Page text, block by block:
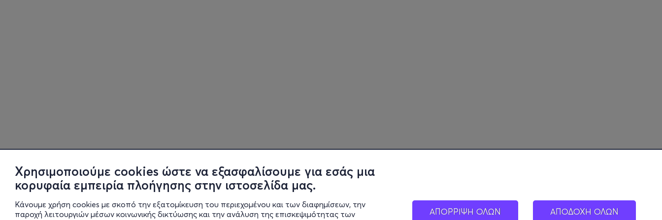
Χρησιμοποιούμε cookies ώστε να εξασφαλίσουμε για εσάς μια
κορυφαία εμπειρία πλοήγησης στην ιστοσελίδα μας.
Κάνουμε χρήση cookies με σκοπό την εξατομίκευση του περιεχομένου και των διαφημίσεων, την
παροχή λειτουργιών μέσων κοινωνικής δικτύωσης και την ανάλυση της επισκεψιμότητας των
ΑΠΟΡΡΙΨΗ ΟΛΩΝ ΑΠΟΔΟΧΗ ΟΛΩΝ